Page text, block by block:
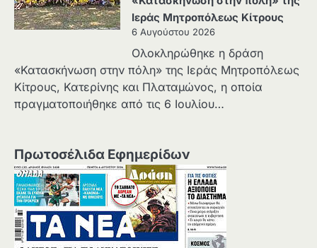
Ιεράς Μητροπόλεως Κίτρους
6 Αυγούστου 2026
Ολοκληρώθηκε η δράση
«Κατασκήνωση στην πόλη» της Ιεράς Μητροπόλεως
Κίτρους, Κατερίνης και Πλαταμώνος, η οποία
πραγματοποιήθηκε από τις 6 Ιουλίου…
Πρωτοσέλιδα Εφημερίδων